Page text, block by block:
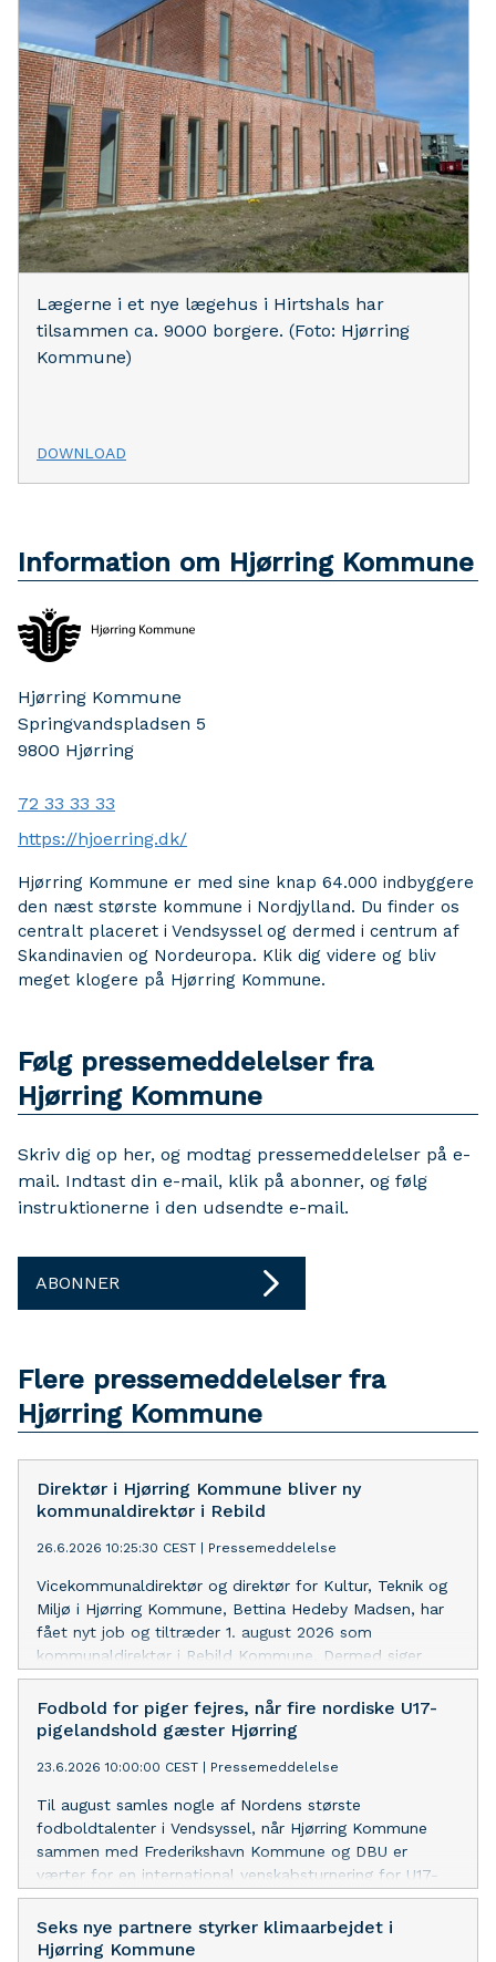
Lægerne i et nye lægehus i Hirtshals har
tilsammen ca. 9000 borgere. (Foto: Hjørring
Kommune)
DOWNLOAD
Information om Hjørring Kommune
Hjørring Kommune
Springvandspladsen 5
9800 Hjørring
72 33 33 33
https://hjoerring.dk/
Hjørring Kommune er med sine knap 64.000 indbyggere
den næst største kommune i Nordjylland. Du finder os
centralt placeret i Vendsyssel og dermed i centrum af
Skandinavien og Nordeuropa. Klik dig videre og bliv
meget klogere på Hjørring Kommune.
Følg pressemeddelelser fra
Hjørring Kommune
Skriv dig op her, og modtag pressemeddelelser på e-
mail. Indtast din e-mail, klik på abonner, og følg
instruktionerne i den udsendte e-mail.
ABONNER
Flere pressemeddelelser fra
Hjørring Kommune
Direktør i Hjørring Kommune bliver ny
kommunaldirektør i Rebild
26.6.2026 10:25:30 CEST Pressemeddelelse
Vicekommunaldirektør og direktør for Kultur, Teknik og
Miljø i Hjørring Kommune, Bettina Hedeby Madsen, har
fået nyt job og tiltræder 1. august 2026 som
kommunaldirektør i Rebild Kommune. Dermed siger
Hjørring farvel til en erfaren leder, der gennem mange år
har sat et stort præg på kommunen.
Fodbold for piger fejres, når fire nordiske U17-
pigelandshold gæster Hjørring
23.6.2026 10:00:00 CEST Pressemeddelelse
Til august samles nogle af Nordens største
fodboldtalenter i Vendsyssel, når Hjørring Kommune
sammen med Frederikshavn Kommune og DBU er
værter for en international venskabsturnering for U17-
pigelandshold.
Seks nye partnere styrker klimaarbejdet i
Hjørring Kommune